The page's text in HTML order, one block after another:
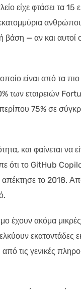
είχε φτάσει τα
— αν και αυτοί
είναι από τα
των εταιρειών
75% σε
και φαίνεται να
το GitHub
το 2018. Από
έχουν ακόμα
εκατοντάδες
από τις γενικές